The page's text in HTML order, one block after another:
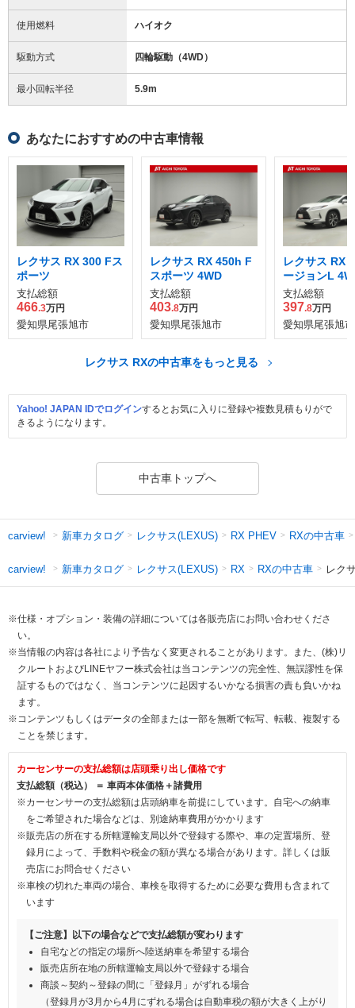
使用燃料 ハイオク
駆動方式 四輪駆動（4WD）
最小回転半径 5.9m
あなたにおすすめの中古車情報
レクサス RX 300 Fス
ポーツ
支払総額
466.3万円
愛知県尾張旭市
レクサス RX 450h F
スポーツ 4WD
支払総額
403.8万円
愛知県尾張旭市
レクサス RX
ージョンL
支払総額
397.8万円
愛知県尾張旭市
レクサス RXの中古車をもっと見る
Yahoo! JAPAN IDでログインするとお気に入りに登録や複数見積もりがで
きるようになります。
中古車トップへ
carview! 新車カタログ レクサス(LEXUS) RX PHEV RXの中古車
carview! 新車カタログ レクサス(LEXUS) RX RXの中古車 レク
※仕様・オプション・装備の詳細については各販売店にお問い合わせくださ
い。
※当情報の内容は各社により予告なく変更されることがあります。また、(株)リ
クルートおよびLINEヤフー株式会社は当コンテンツの完全性、無誤謬性を保
証するものではなく、当コンテンツに起因するいかなる損害の責も負いかね
ます。
※コンテンツもしくはデータの全部または一部を無断で転写、転載、複製する
ことを禁じます。
カーセンサーの支払総額は店頭乗り出し価格です
支払総額（税込） ＝ 車両本体価格＋諸費用
※カーセンサーの支払総額は店頭納車を前提にしています。自宅への納車
をご希望された場合などは、別途納車費用がかかります
※販売店の所在する所轄運輸支局以外で登録する際や、車の定置場所、登
録月によって、手数料や税金の額が異なる場合があります。詳しくは販
売店にお問合せください
※車検の切れた車両の場合、車検を取得するために必要な費用も含まれて
います
【ご注意】以下の場合などで支払総額が変わります
自宅などの指定の場所へ陸送納車を希望する場合
販売店所在地の所轄運輸支局以外で登録する場合
商談～契約～登録の間に「登録月」がずれる場合
（登録月が3月から4月にずれる場合は自動車税の額が大きく上がり